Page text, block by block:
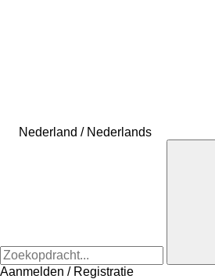
Nederland / Nederlands
Aanmelden / Registratie